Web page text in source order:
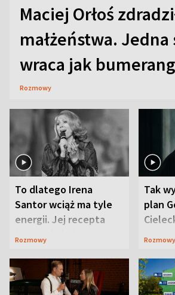
Maciej Orłoś
małżeństwa.
wraca jak bumerang
Rozmowy
To dlatego Irena
Santor wciąż ma tyle
energii. Jej recepta
jest zaskakująco
Rozmowy
Tak
plan
Rozmowy